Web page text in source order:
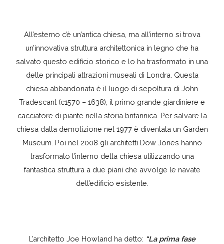
All’esterno c’è un’antica chiesa, ma all’interno si trova
un’innovativa struttura architettonica in legno che ha
salvato questo edificio storico e lo ha trasformato in una
delle principali attrazioni museali di Londra. Questa
chiesa abbandonata è il luogo di sepoltura di John
Tradescant (c1570 – 1638), il primo grande giardiniere e
cacciatore di piante nella storia britannica. Per salvare la
chiesa dalla demolizione nel 1977 è diventata un Garden
Museum. Poi nel 2008 gli architetti Dow Jones hanno
trasformato l’interno della chiesa utilizzando una
fantastica struttura a due piani che avvolge le navate
dell’edificio esistente.
L’architetto Joe Howland ha detto: “La prima fase